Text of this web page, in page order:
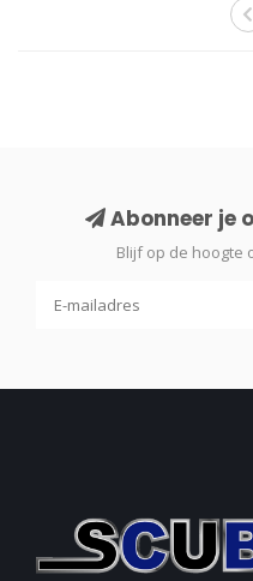
Abonneer je
Blijf op de hoogte